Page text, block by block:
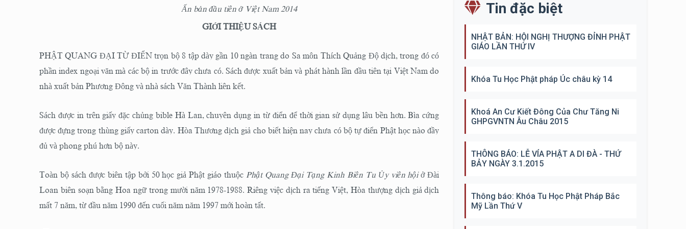
Ấn bản đầu tiên ở Việt Nam 2014
GIỚI THIỆU SÁCH
PHẬT QUANG ĐẠI TỪ ĐIỂN trọn bộ 8 tập dày gần 10 ngàn trang do Sa môn Thích Quảng Độ dịch, trong đó có
phần index ngoại văn mà các bộ in trước đây chưa có. Sách được xuất bản và phát hành lần đầu tiên tại Việt Nam do
nhà xuất bản Phương Đông và nhà sách Văn Thành liên kết.
Sách được in trên giấy đặc chủng bible Hà Lan, chuyên dụng in từ điển để thời gian sử dụng lâu bền hơn. Bìa cứng
được đựng trong thùng giấy carton dày. Hòa Thương dịch giả cho biết hiện nay chưa có bộ tự điển Phật học nào đầy
đủ và phong phú hơn bộ này.
Toàn bộ sách được biên tập bởi 50 học giả Phật giáo thuộc Phật Quang Đại Tạng Kinh Biên Tu Ủy viên hộiở Đài
Loan biên soạn bằng Hoa ngữ trong mười năm 1978-1988. Riêng việc dịch ra tiếng Việt, Hòa thượng dịch giả dịch
mất 7 năm, từ đầu năm 1990 đến cuối năm năm 1997 mới hoàn tất.
Tin đặc biệt
NHẬT BẢN: HỘI NGHỊ THƯỢNG ĐỈNH PHẬT
GIÁO LẦN THỨ IV
Khóa Tu Học Phật pháp Úc châu kỳ 14
Khoá An Cư Kiết Đông Của Chư Tăng Ni
GHPGVNTN Âu Châu 2015
THÔNG BÁO: LỄ VÍA PHẬT A DI ĐÀ - THỨ
BẢY NGÀY 3.1.2015
Thông báo: Khóa Tu Học Phật Pháp Bắc
Mỹ Lần Thứ V